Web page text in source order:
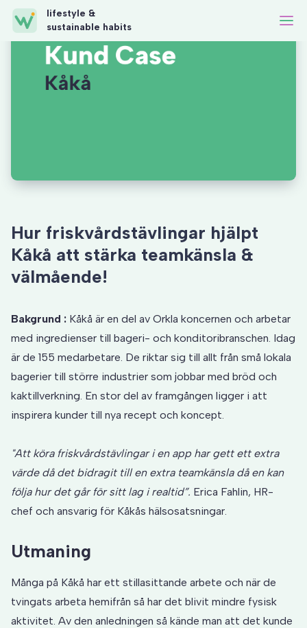
lifestyle &
sustainable habits
Hur friskvårdstävlingar hjälpt
Kåkå att stärka teamkänsla &
välmående!
Bakgrund : Kåkå är en del av Orkla koncernen och arbetar
med ingredienser till bageri- och konditoribranschen. Idag
är de 155 medarbetare. De riktar sig till allt från små lokala
bagerier till större industrier som jobbar med bröd och
kaktillverkning. En stor del av framgången ligger i att
inspirera kunder till nya recept och koncept.
"Att köra friskvårdstävlingar i en app har gett ett extra
värde då det bidragit till en extra teamkänsla då en kan
följa hur det går för sitt lag i realtid”. Erica Fahlin, HR-
chef och ansvarig för Kåkås hälsosatsningar.
Utmaning
Många på Kåkå har ett stillasittande arbete och när de
tvingats arbeta hemifrån så har det blivit mindre fysisk
aktivitet. Av den anledningen så kände man att det kunde